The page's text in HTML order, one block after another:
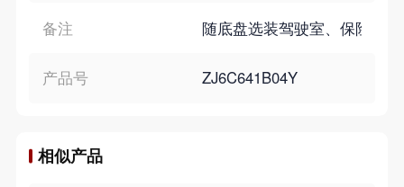
备注 随底盘选装驾驶室、保险杠
产品号 ZJ6C641B04Y
相似产品